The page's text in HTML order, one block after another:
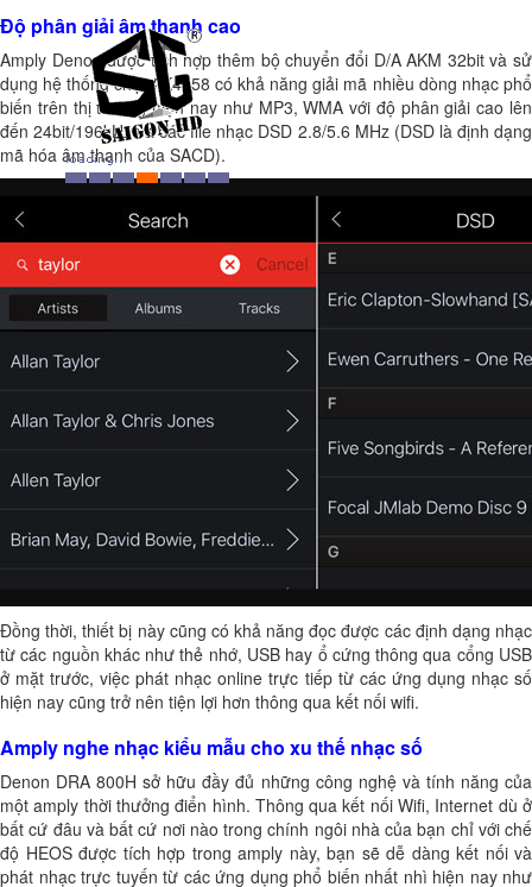
Độ phân giải âm thanh cao
Amply Denon được tích hợp thêm bộ chuyển đổi D/A AKM 32bit và sử
dụng hệ thống chip AK4458 có khả năng giải mã nhiều dòng nhạc phổ
biến trên thị trường hiện nay như MP3, WMA với độ phân giải cao lên
đến 24bit/196kHz và các file nhạc DSD 2.8/5.6 MHz (DSD là định dạng
mã hóa âm thanh của SACD).
Đồng thời, thiết bị này cũng có khả năng đọc được các định dạng nhạc
từ các nguồn khác như thẻ nhớ, USB hay ổ cứng thông qua cổng USB
ở mặt trước, việc phát nhạc online trực tiếp từ các ứng dụng nhạc số
hiện nay cũng trở nên tiện lợi hơn thông qua kết nối wifi.
Amply nghe nhạc kiểu mẫu cho xu thế nhạc số
Denon DRA 800H sở hữu đầy đủ những công nghệ và tính năng của
một amply thời thưởng điển hình. Thông qua kết nối Wifi, Internet dù ở
bất cứ đâu và bất cứ nơi nào trong chính ngôi nhà của bạn chỉ với chế
độ HEOS được tích hợp trong amply này, bạn sẽ dễ dàng kết nối và
phát nhạc trực tuyến từ các ứng dụng phổ biến nhất nhì hiện nay như